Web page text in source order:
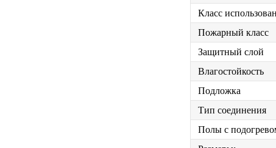
Класс
Пожарный класс
Защитный слой
Влагостойкость
Подложка
Тип соединения
Полы с